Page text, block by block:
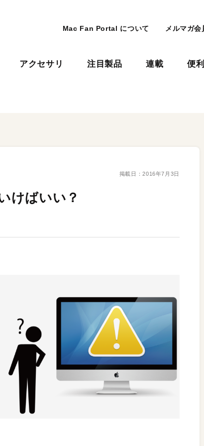
Mac Fan Portal について メルマガ会
アクセサリ 注目製品 連載 便
掲載日：2016年7月3日
けばいい？